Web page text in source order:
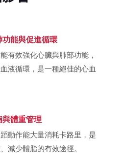
能與促進循環
有效強化心臟與肺部功能，
液循環，是一種絕佳的心血
體重管理
動作能大量消耗卡路里，是
減少體脂的有效途徑。